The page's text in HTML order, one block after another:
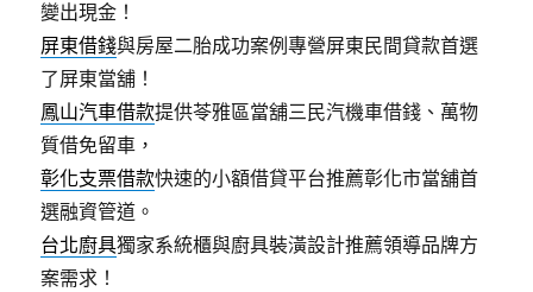
變出現金！
屏東借錢與房屋二胎成功案例專營屏東民間貸款首選
了屏東當舖！
鳳山汽車借款提供苓雅區當舖三民汽機車借錢、萬物
質借免留車，
彰化支票借款快速的小額借貸平台推薦彰化市當舖首
選融資管道。
台北廚具獨家系統櫃與廚具裝潢設計推薦領導品牌方
案需求！